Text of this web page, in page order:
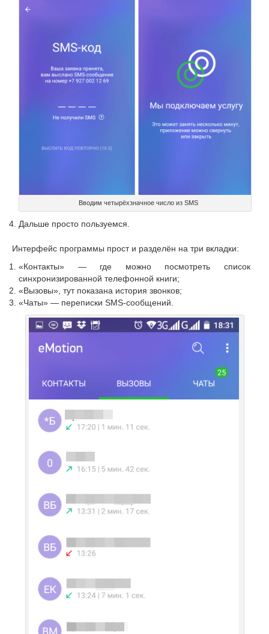
Вводим четырёхзначное число из SMS
Дальше просто пользуемся.
Интерфейс программы прост и разделён на три вкладки:
«Контакты» — где можно посмотреть список
синхронизированной телефонной книги;
«Вызовы», тут показана история звонков;
«Чаты» — переписки SMS-сообщений.